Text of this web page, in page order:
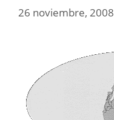
26 noviembre, 2008